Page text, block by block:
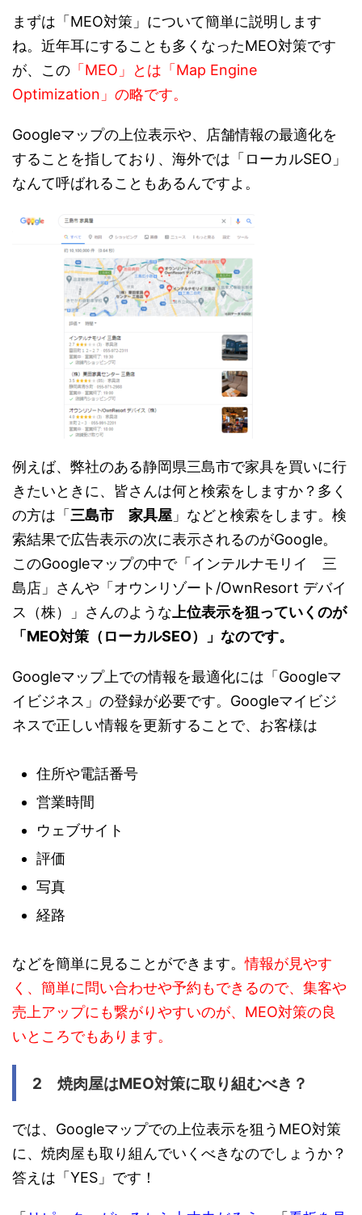
まずは「MEO対策」について簡単に説明します
ね。近年耳にすることも多くなったMEO対策です
が、この 「MEO」とは「Map Engine
Optimization」の略です。
Googleマップの上位表示や、店舗情報の最適化を
することを指しており、海外では「ローカルSEO」
なんて呼ばれることもあるんですよ。
例えば、弊社のある静岡県三島市で家具を買いに行
きたいときに、皆さんは何と検索をしますか？多く
の方は「 三島市 家具屋 」などと検索をします。検
索結果で広告表示の次に表示されるのがGoogle。
このGoogleマップの中で「インテルナモリイ 三
島店」さんや「オウンリゾート/OwnResort デバイ
ス（株）」さんのような上位表示を狙っていくのが
「MEO対策（ローカルSEO）」なのです。
Googleマップ上での情報を最適化には「Googleマ
イビジネス」の登録が必要です。Googleマイビジ
ネスで正しい情報を更新することで、お客様は
住所や電話番号
営業時間
ウェブサイト
評価
写真
経路
などを簡単に見ることができます。情報が見やす
く、簡単に問い合わせや予約もできるので、集客や
売上アップにも繋がりやすいのが、MEO対策の良
いところでもあります。
2 焼肉屋はMEO対策に取り組むべき？
では、Googleマップでの上位表示を狙うMEO対策
に、焼肉屋も取り組んでいくべきなのでしょうか？
答えは「YES」です！